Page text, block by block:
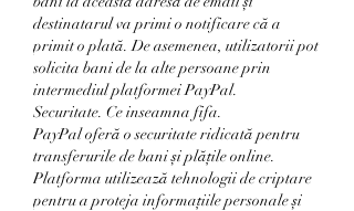
destinatarul va primi o notificare că a
primit o plată. De asemenea, utilizatorii pot
solicita bani de la alte persoane prin
intermediul platformei PayPal.
Securitate. Ce inseamna fifa.
PayPal oferă o securitate ridicată pentru
transferurile de bani și plățile online.
Platforma utilizează tehnologii de criptare
pentru a proteja informațiile personale și